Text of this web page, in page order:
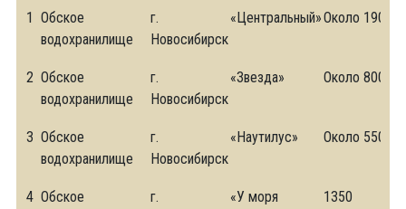
1 Обское
водохранилище
г.
Новосибирск
«Центральный»Около 1900 м
2 Обское
водохранилище
г.
Новосибирск
«Звезда» Около 800 м
3 Обское
водохранилище
г.
Новосибирск
«Наутилус» Около 550 м
4 Обское
г.
«У моря
1350